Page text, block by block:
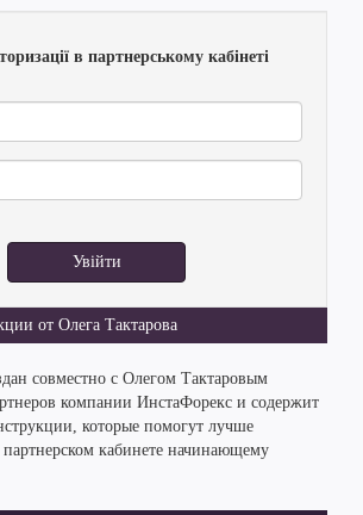
в партнерському кабінеті
Увійти
от Олега Тактарова
совместно с Олегом Тактаровым
компании ИнстаФорекс и содержит
которые помогут лучше
партнерском кабинете начинающему